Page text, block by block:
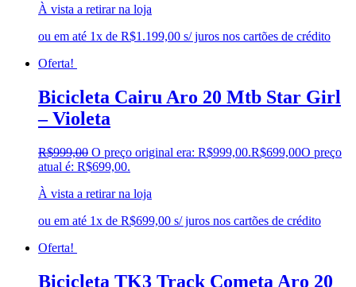
À vista a retirar na loja
ou em até 1x de R$1.199,00 s/ juros nos cartões de crédito
Oferta!
Bicicleta Cairu Aro 20 Mtb Star Girl
– Violeta
R$999,00 O preço original era: R$999,00.R$699,00O preço
atual é: R$699,00.
À vista a retirar na loja
ou em até 1x de R$699,00 s/ juros nos cartões de crédito
Oferta!
Bicicleta TK3 Track Cometa Aro 20